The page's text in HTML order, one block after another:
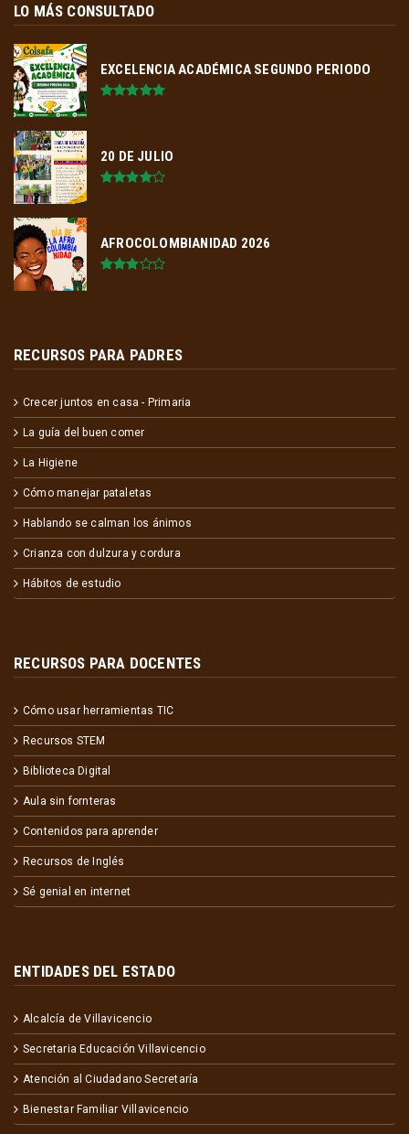
LO MÁS CONSULTADO
EXCELENCIA ACADÉMICA SEGUNDO PERIODO
20 DE JULIO
AFROCOLOMBIANIDAD 2026
RECURSOS PARA PADRES
Crecer juntos en casa - Primaria
La guía del buen comer
La Higiene
Cómo manejar pataletas
Hablando se calman los ánimos
Crianza con dulzura y cordura
Hábitos de estudio
RECURSOS PARA DOCENTES
Cómo usar herramientas TIC
Recursos STEM
Biblioteca Digital
Aula sin fornteras
Contenidos para aprender
Recursos de Inglés
Sé genial en internet
ENTIDADES DEL ESTADO
Alcalcía de Villavicencio
Secretaria Educación Villavicencio
Atención al Ciudadano Secretaría
Bienestar Familiar Villavicencio